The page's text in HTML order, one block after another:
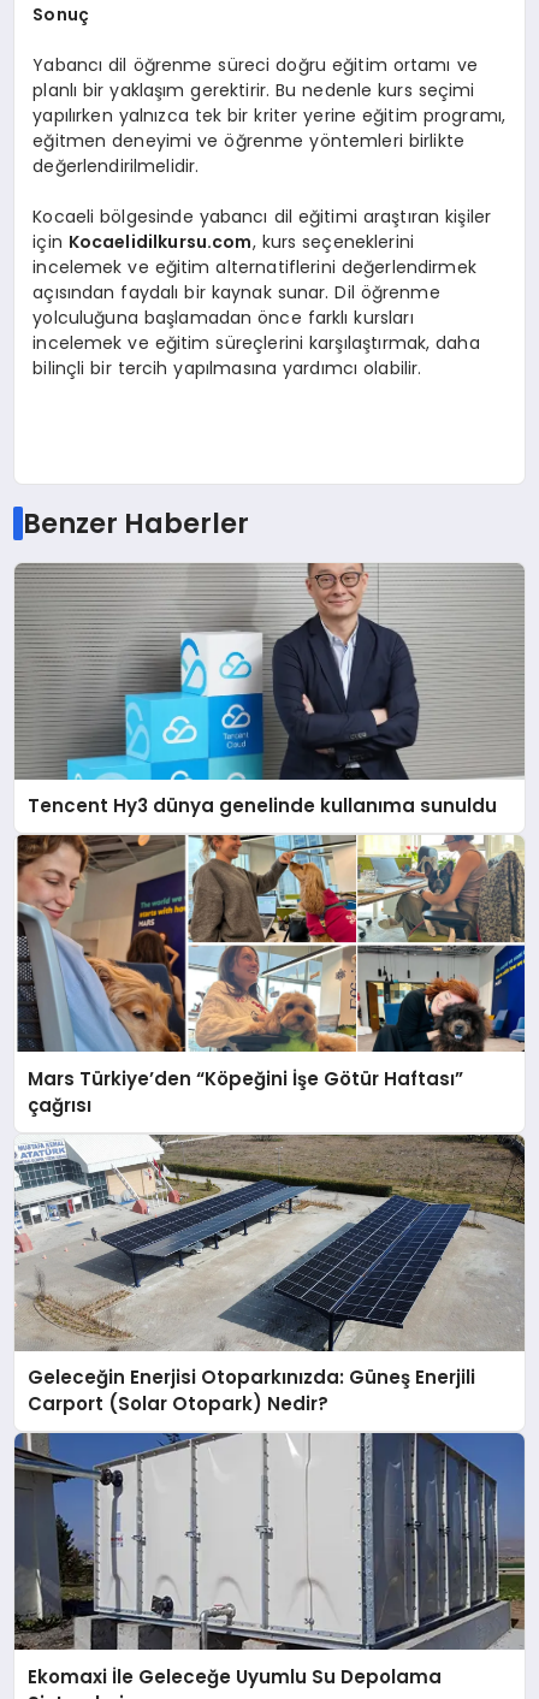
Sonuç
Yabancı dil öğrenme süreci doğru eğitim ortamı ve
planlı bir yaklaşım gerektirir. Bu nedenle kurs seçimi
yapılırken yalnızca tek bir kriter yerine eğitim programı,
eğitmen deneyimi ve öğrenme yöntemleri birlikte
değerlendirilmelidir.
Kocaeli bölgesinde yabancı dil eğitimi araştıran kişiler
için Kocaelidilkursu.com, kurs seçeneklerini
incelemek ve eğitim alternatiflerini değerlendirmek
açısından faydalı bir kaynak sunar. Dil öğrenme
yolculuğuna başlamadan önce farklı kursları
incelemek ve eğitim süreçlerini karşılaştırmak, daha
bilinçli bir tercih yapılmasına yardımcı olabilir.
Benzer Haberler
Tencent Hy3 dünya genelinde kullanıma sunuldu
Mars Türkiye’den “Köpeğini İşe Götür Haftası”
çağrısı
Geleceğin Enerjisi Otoparkınızda: Güneş Enerjili
Carport (Solar Otopark) Nedir?
Ekomaxi İle Geleceğe Uyumlu Su Depolama